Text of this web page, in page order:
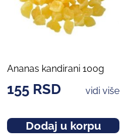
Ananas kandirani 100g
155 RSD vidi više
Dodaj u korpu